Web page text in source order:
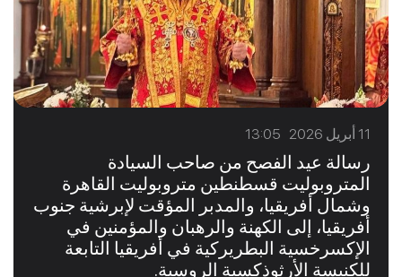
11 أبريل 2026 13:05
رسالة عيد الفصح من صاحب السيادة
المتروبوليت قسطنطين متروبوليت القاهرة
وشمال أفريقيا، والمدبر المؤقت لإبرشية جنوب
أفريقيا، إلى الكهنة والرهبان والمؤمنين في
الإكسرخسية البطريركية في أفريقيا التابعة
للكنيسة الأرثوذكسية الروسية.